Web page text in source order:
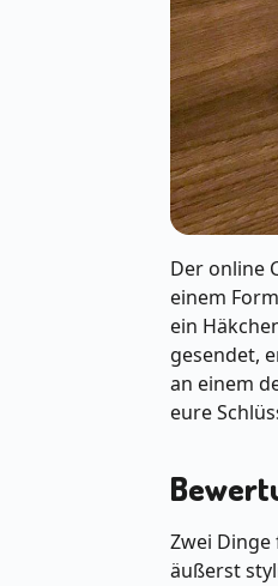
Der online
einem
ein
gesendet,
an einem
eure
Zwei
äußerst